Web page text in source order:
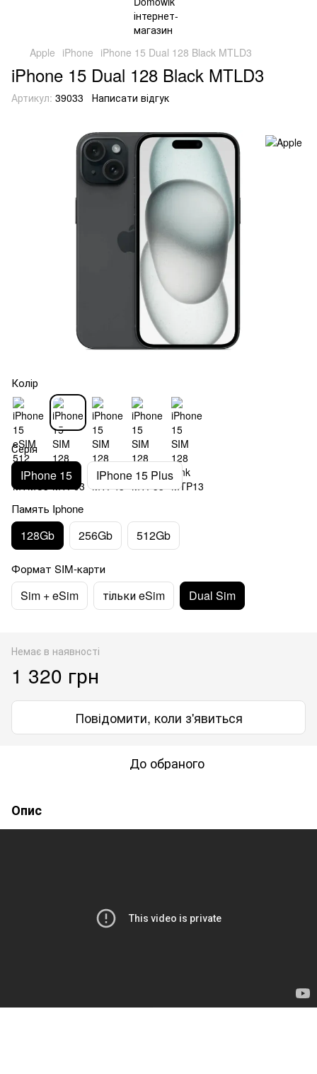
Apple iPhone iPhone 15 Dual 128 Black MTLD3
iPhone 15 Dual 128 Black MTLD3
Артикул: 39033 Написати відгук
Колір
Серія
IPhone 15 IPhone 15 Plus
Память Iphone
128Gb 256Gb 512Gb
Формат SIM-карти
Sim + eSim тільки eSim Dual Sim
Немає в наявності
1 320 грн
Повідомити, коли з'явиться
До обраного
Опис